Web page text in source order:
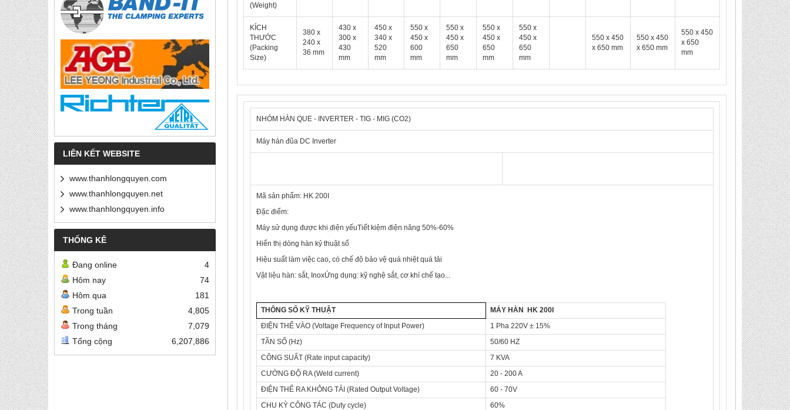
LIÊN KẾT WEBSITE
www.thanhlongquyen.com
www.thanhlongquyen.net
www.thanhlongquyen.info
THỐNG KÊ
Đang online
4
Hôm nay
74
Hôm qua
181
Trong tuần
4,805
Trong tháng
7,079
Tổng cộng
6,207,886
(Weight)
KÍCH
THƯỚC
(Packing
Size)
380 x
240 x
36 mm
430 x
300 x
430
mm
450 x
340 x
520
mm
550 x
450 x
600
mm
550 x
450 x
650
mm
550 x
450 x
650
mm
550 x
450 x
650
mm
550 x 450
x 650 mm
550 x 450
x 650 mm
550 x 450
x 650
mm
NHÓM HÀN QUE - INVERTER - TIG - MIG (CO2)
Máy hàn đũa DC Inverter
Mã sản phẩm: HK 200I
Đặc điểm:
Máy sử dụng được khi điện yếuTiết kiệm điện năng 50%-60%
Hiển thị dòng hàn kỷ thuật số
Hiệu suất làm việc cao, có chế độ bảo vệ quá nhiệt quá tải
Vật liệu hàn: sắt, InoxỨng dụng: kỹ nghệ sắt, cơ khí chế tạo...
THÔNG SỐ KỸ THUẬT
MÁY HÀN HK 200I
ĐIỆN THẾ VÀO (Voltage Frequency of Input Power)
1 Pha 220V ± 15%
TẦN SỐ (Hz)
50/60 HZ
CÔNG SUẤT (Rate input capacity)
7 KVA
CƯỜNG ĐỘ RA (Weld current)
20 - 200 A
ĐIỆN THẾ RA KHÔNG TẢI (Rated Output Voltage)
60 - 70V
CHU KỲ CÔNG TÁC (Duty cycle)
60%